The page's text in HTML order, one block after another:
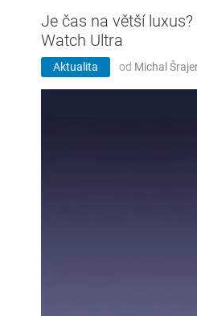
Je čas na větší
Watch Ultra
Aktualita od Michal